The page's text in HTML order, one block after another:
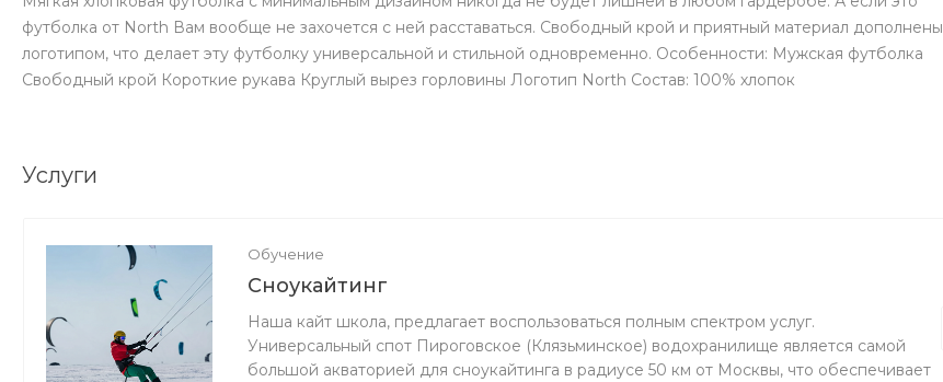
футболка от North Вам вообще не захочется с ней расставаться. Свободный крой и приятный материал дополнены
логотипом, что делает эту футболку универсальной и стильной одновременно. Особенности: Мужская футболка
Свободный крой Короткие рукава Круглый вырез горловины Логотип North Состав: 100% хлопок
Услуги
Обучение
Сноукайтинг
Наша кайт школа, предлагает воспользоваться полным спектром услуг.
Универсальный спот Пироговское (Клязьминское) водохранилище является самой
большой акваторией для сноукайтинга в радиусе 50 км от Москвы, что обеспечивает